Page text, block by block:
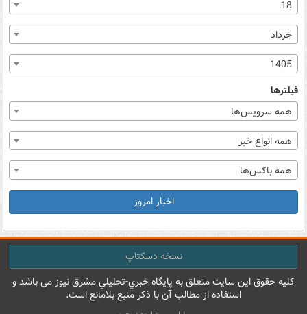
18
خرداد
1405
فیلترها
همه سرویس‌ها
همه انواع خبر
همه باکس‌ها
اخبار امروز
نسخه دسکتاپ
کليه حقوق اين سايت متعلق به پایگاه خبري-تحليلي مشرق نيوز می باشد و
استفاده از مطالب آن با ذکر منبع بلامانع است.